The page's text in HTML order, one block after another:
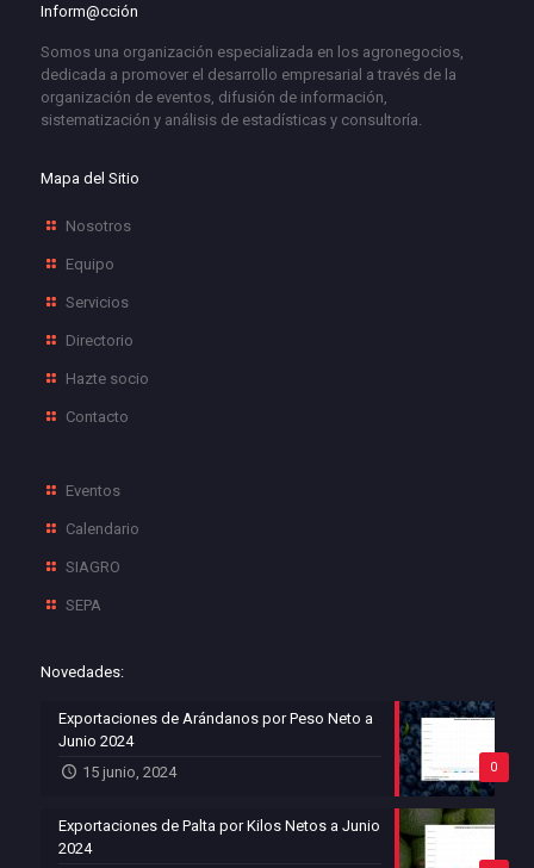
Inform@cción
Somos una organización especializada en los agronegocios,
dedicada a promover el desarrollo empresarial a través de la
organización de eventos, difusión de información,
sistematización y análisis de estadísticas y consultoría.
Mapa del Sitio
Nosotros
Equipo
Servicios
Directorio
Hazte socio
Contacto
Eventos
Calendario
SIAGRO
SEPA
Novedades:
0
Exportaciones de Arándanos por Peso Neto a
Junio 2024
15 junio, 2024
Exportaciones de Palta por Kilos Netos a Junio
2024